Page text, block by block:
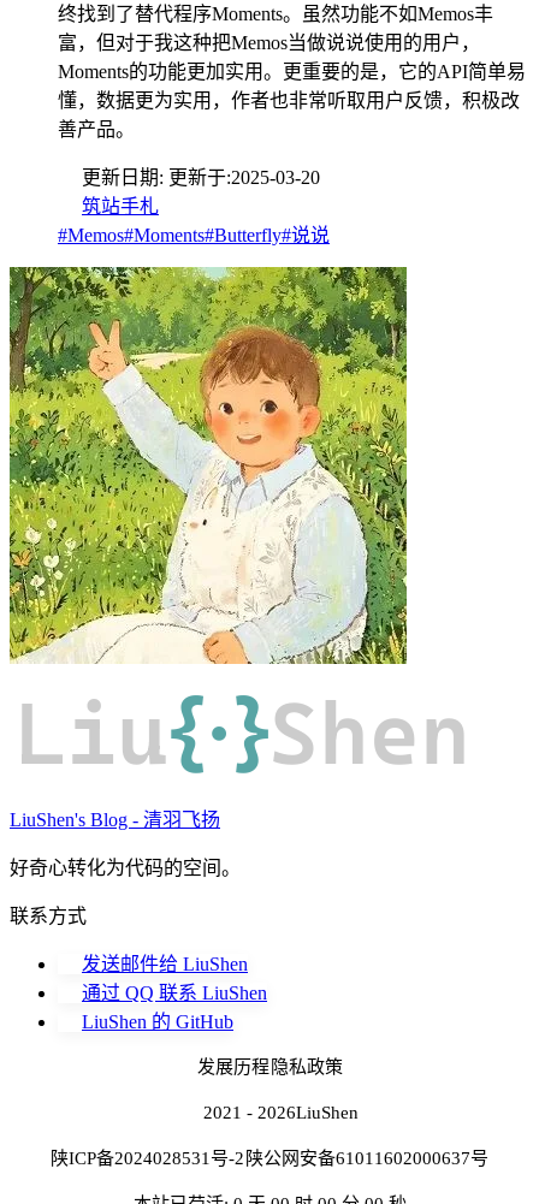
终找到了替代程序Moments。虽然功能不如Memos丰
富，但对于我这种把Memos当做说说使用的用户，
Moments的功能更加实用。更重要的是，它的API简单易
懂，数据更为实用，作者也非常听取用户反馈，积极改
善产品。
更新日期: 更新于:2025-03-20
筑站手札
#Memos#Moments#Butterfly#说说
Liu{·}Shen
LiuShen's Blog - 清羽飞扬
好奇心转化为代码的空间。
联系方式
发送邮件给 LiuShen
通过 QQ 联系 LiuShen
LiuShen 的 GitHub
发展历程 隐私政策
2021 - 2026LiuShen
陕ICP备2024028531号-2 陕公网安备61011602000637号